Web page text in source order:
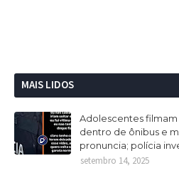
MAIS LIDOS
Adolescentes
dentro de ônibus e
pronuncia; polícia
setembro 14, 2025